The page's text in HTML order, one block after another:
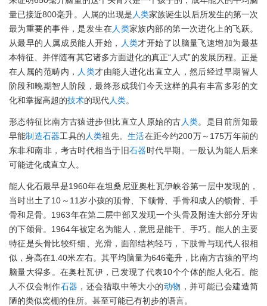
量已接近800毫升。人属的出现是 人类家族诞生以后所发生的第一次
最为重要的事件，是发生在人类家族内部的第一次进化上的飞跃。
从最早的人属成员能人开始，
人类才开始了以脑量飞速增加为最基
本特征、并伴随有其它诸多方面进化的真正“人式”的发展历程。正是
在人属的范畴内， 人类才由能人进化出直立人，然后经过早期智人
阶段和晚期智人阶段，最终形成我们今天这样的具有丰富多彩的文
化和掌握高超的技术的现代人类。
形态特征比南方古猿进步但比直立人原始的古 人类。是目前所知最
早能制造石器工具的 人类祖先。生活在距今约200万～175万年前的
东非和南非，考古时代相当于旧石器时代早期。一般认为能人后来
可能进化成直立人。
能人化石最早是1960年在坦桑尼亚奥杜瓦伊峡谷第一层中发现的，
当时出土了10～11岁小孩的顶骨、下颌骨、手骨和成人的锁骨、手
骨和足骨。1963年在第二层中部又发现一个头骨及附连大部分牙齿
的下颌骨。1964年被定名为能人，意思是能干、手巧。能人的主要
特征是头骨比较纤细、光滑，面部结构轻巧，下肢骨与现代人很相
似，身高在1.40米左右。其平均脑量为646毫升，比南方古猿的平均
脑量大得多。在奥杜瓦伊，已发现了代表10个个体的能人化石。能
人不仅会制作石器 ，还会猎取中等大小的动物 ，并可能已会建造简
陋的类似窝棚的住所。甚至可能已有初步的语言。